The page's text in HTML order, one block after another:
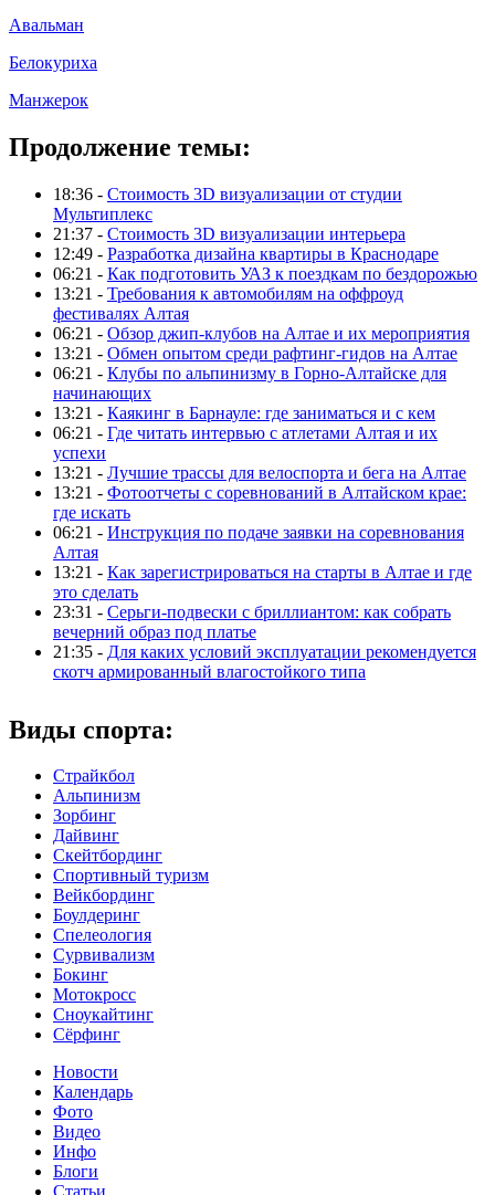
Авальман
Белокуриха
Манжерок
Продолжение темы:
18:36 - Стоимость 3D визуализации от студии
Мультиплекс
21:37 - Стоимость 3D визуализации интерьера
12:49 - Разработка дизайна квартиры в Краснодаре
06:21 - Как подготовить УАЗ к поездкам по бездорожью
13:21 - Требования к автомобилям на оффроуд
фестивалях Алтая
06:21 - Обзор джип-клубов на Алтае и их мероприятия
13:21 - Обмен опытом среди рафтинг-гидов на Алтае
06:21 - Клубы по альпинизму в Горно-Алтайске для
начинающих
13:21 - Каякинг в Барнауле: где заниматься и с кем
06:21 - Где читать интервью с атлетами Алтая и их
успехи
13:21 - Лучшие трассы для велоспорта и бега на Алтае
13:21 - Фотоотчеты с соревнований в Алтайском крае:
где искать
06:21 - Инструкция по подаче заявки на соревнования
Алтая
13:21 - Как зарегистрироваться на старты в Алтае и где
это сделать
23:31 - Серьги-подвески с бриллиантом: как собрать
вечерний образ под платье
21:35 - Для каких условий эксплуатации рекомендуется
скотч армированный влагостойкого типа
Виды спорта:
Страйкбол
Альпинизм
Зорбинг
Дайвинг
Скейтбординг
Спортивный туризм‎
Вейкбординг
Боулдеринг
Спелеология
Сурвивализм
Бокинг
Мотокросс
Сноукайтинг
Сёрфинг
Новости
Календарь
Фото
Видео
Инфо
Блоги